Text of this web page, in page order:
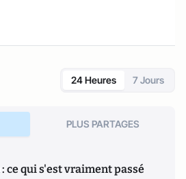
24 Heures 7 Jours
PLUS PARTAGES
ce qui s'est vraiment passé